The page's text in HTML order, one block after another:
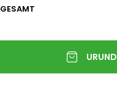
GESAMT